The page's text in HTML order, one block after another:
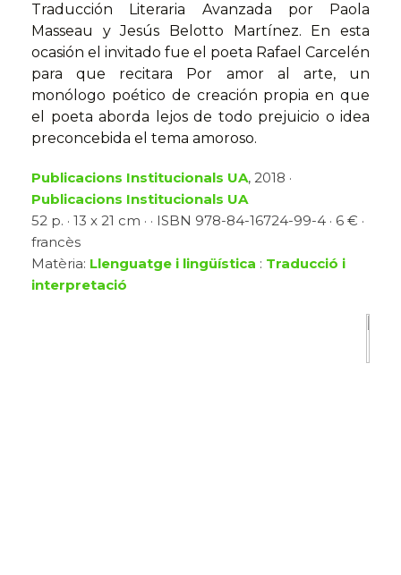
Traducción Literaria Avanzada por Paola
Masseau y Jesús Belotto Martínez. En esta
ocasión el invitado fue el poeta Rafael Carcelén
para que recitara Por amor al arte, un
monólogo poético de creación propia en que
el poeta aborda lejos de todo prejuicio o idea
preconcebida el tema amoroso.
Publicacions Institucionals UA, 2018 ·
Publicacions Institucionals UA
52 p. · 13 x 21 cm · · ISBN 978-84-16724-99-4 · 6 € ·
francès
Matèria: Llenguatge i lingüística : Traducció i
interpretació